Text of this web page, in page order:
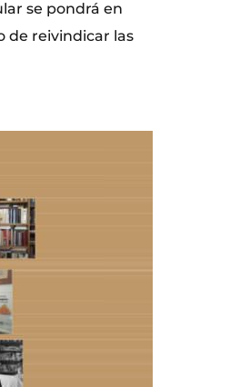
se pondrá en
de reivindicar las